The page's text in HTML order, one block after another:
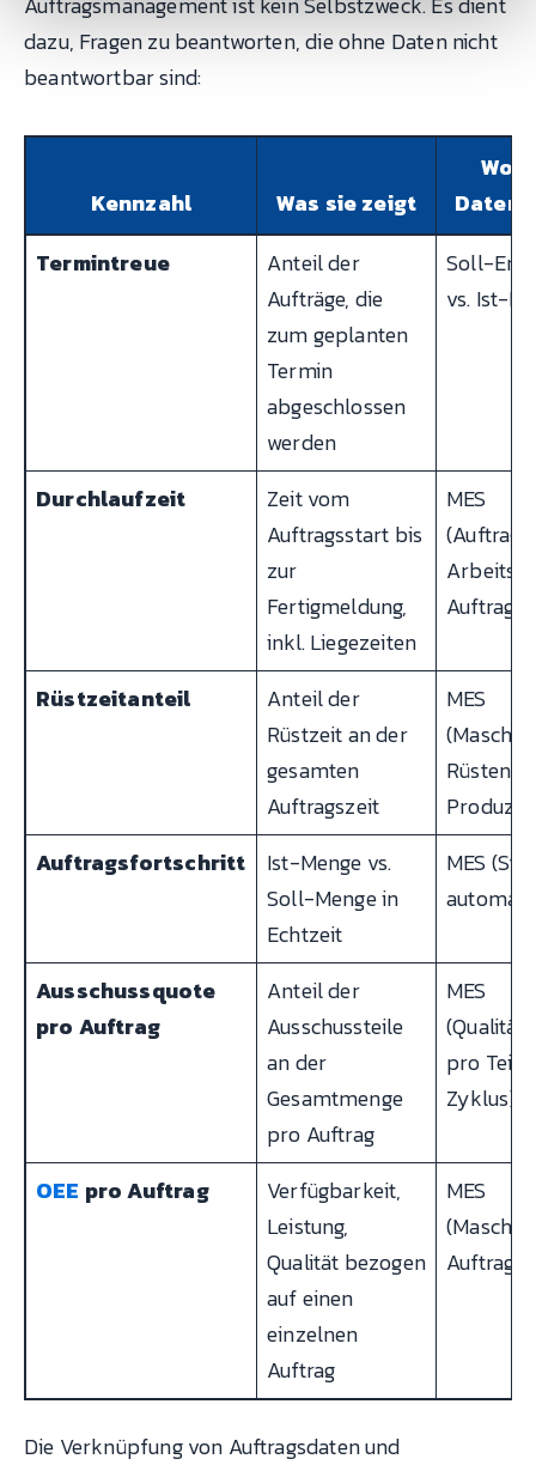
dazu, Fragen zu beantworten, die ohne Daten nicht
beantwortbar sind:
Kennzahl Was sie zeigt
Daten
Termintreue
Anteil der
Aufträge, die
zum geplanten
Termin
abgeschlossen
werden
Soll-
vs. Ist-
Durchlaufzeit
Zeit vom
Auftragsstart bis
zur
Fertigmeldung,
inkl. Liegezeiten
MES
Rüstzeitanteil
Anteil der
Rüstzeit an der
gesamten
Auftragszeit
MES
Rüsten
Auftragsfortschritt
Ist-Menge vs.
Soll-Menge in
Echtzeit
MES
Ausschussquote
pro Auftrag
Anteil der
Ausschussteile
an der
Gesamtmenge
pro Auftrag
MES
pro Teil
Zyklus)
OEE pro Auftrag
Verfügbarkeit,
Leistung,
Qualität bezogen
auf einen
einzelnen
Auftrag
MES
Die Verknüpfung von Auftragsdaten und